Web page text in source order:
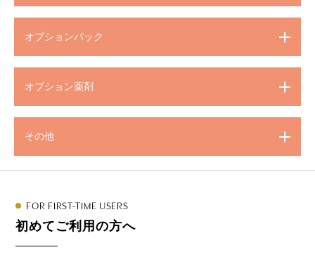
オプションパック
オプション薬剤
その他
FOR FIRST-TIME USERS
初めてご利用の方へ